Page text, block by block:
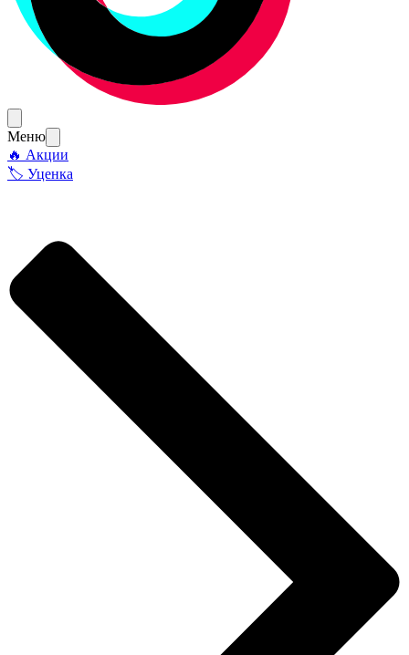
Меню
🔥 Акции
🏷 Уценка